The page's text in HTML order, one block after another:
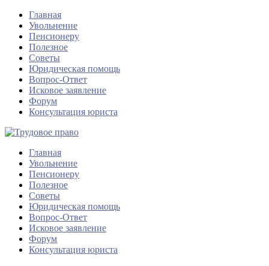
Главная
Увольнение
Пенсионеру
Полезное
Советы
Юридическая помощь
Вопрос-Ответ
Исковое заявление
Форум
Консультация юриста
Главная
Увольнение
Пенсионеру
Полезное
Советы
Юридическая помощь
Вопрос-Ответ
Исковое заявление
Форум
Консультация юриста